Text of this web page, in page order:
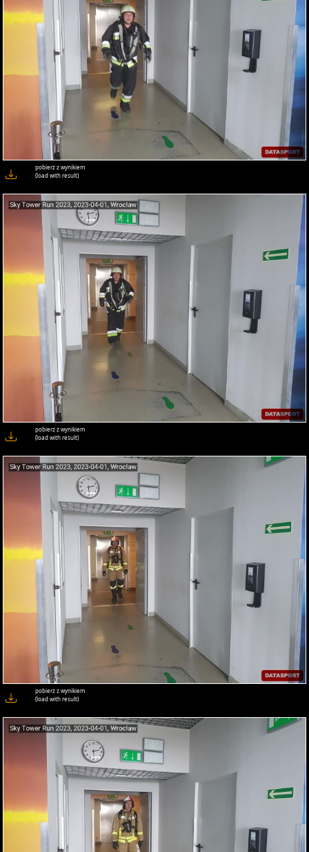
pobierz z wynikiem
(load with result)
pobierz z wynikiem
(load with result)
pobierz z wynikiem
(load with result)